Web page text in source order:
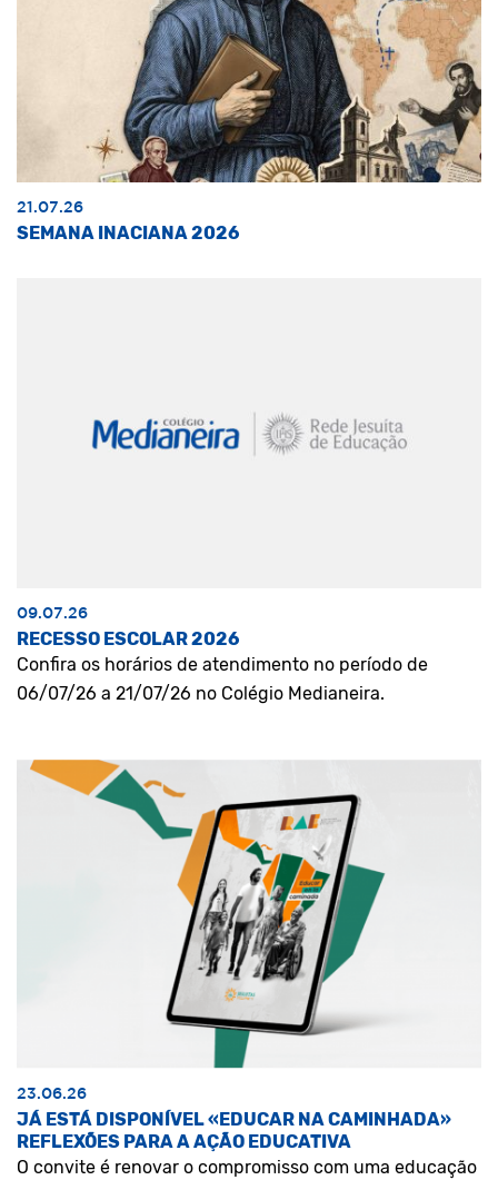
21.07.26
SEMANA INACIANA 2026
09.07.26
RECESSO ESCOLAR 2026
Confira os horários de atendimento no período de
06/07/26 a 21/07/26 no Colégio Medianeira.
23.06.26
JÁ ESTÁ DISPONÍVEL «EDUCAR NA CAMINHADA»
REFLEXÕES PARA A AÇÃO EDUCATIVA
O convite é renovar o compromisso com uma educação